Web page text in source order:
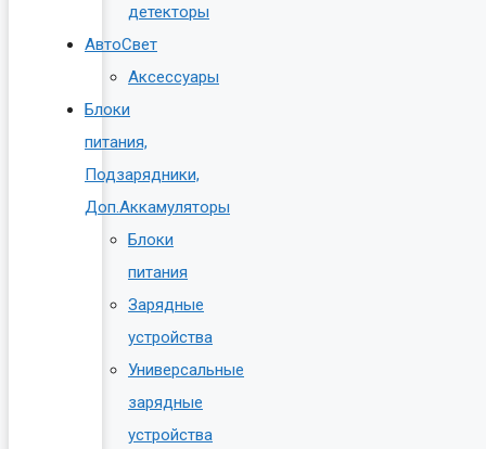
детекторы
АвтоСвет
Аксессуары
Блоки
питания,
Подзарядники,
Доп.Аккамуляторы
Блоки
питания
Зарядные
устройства
Универсальные
зарядные
устройства